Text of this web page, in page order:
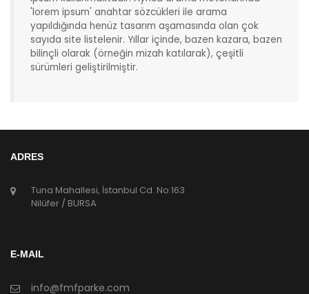
'lorem ipsum' anahtar sözcükleri ile arama
yapıldığında henüz tasarım aşamasında olan çok
sayıda site listelenir. Yıllar içinde, bazen kazara, bazen
bilinçli olarak (örneğin mizah katılarak), çeşitli
sürümleri geliştirilmiştir.
ADRES
Tuna Mahallesi, İstanbul Cd. No:163
Nilüfer / BURSA
E-MAIL
info@fmfparke.com